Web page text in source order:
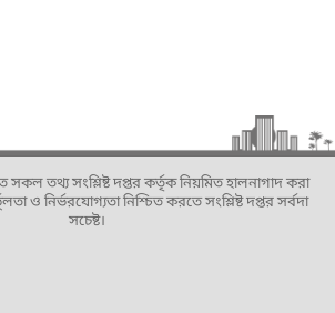
সকল তথ্য সংশ্লিষ্ট দপ্তর কর্তৃক নিয়মিত হালনাগাদ করা
ও নির্ভরযোগ্যতা নিশ্চিত করতে সংশ্লিষ্ট দপ্তর সর্বদা
সচেষ্ট।